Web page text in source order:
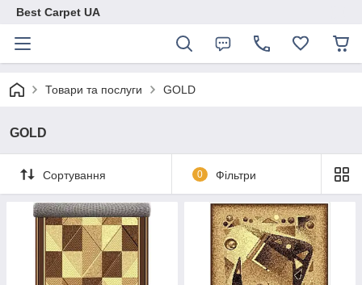
Best Carpet UA
Товари та послуги GOLD
GOLD
Сортування 0 Фільтри